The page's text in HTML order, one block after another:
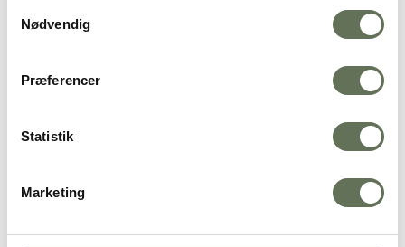
Nødvendig
Præferencer
Statistik
Marketing